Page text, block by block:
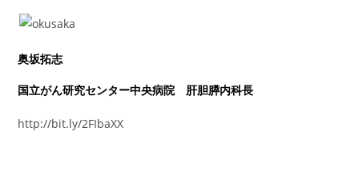
奥坂拓志
国立がん研究センター中央病院 肝胆膵内科長
http://bit.ly/2FIbaXX